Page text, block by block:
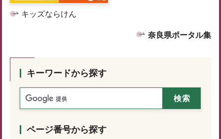
キッズならけん
奈良県ポータル集
キーワードから探す
ページ番号から探す